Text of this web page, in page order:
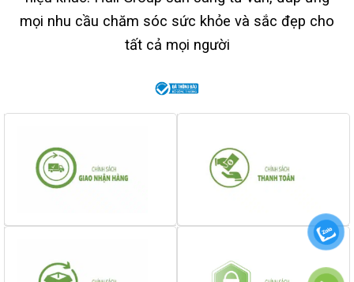
mọi nhu cầu chăm sóc sức khỏe và sắc đẹp cho
tất cả mọi người